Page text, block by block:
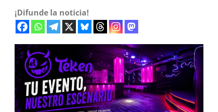
¡Difunde la noticia!